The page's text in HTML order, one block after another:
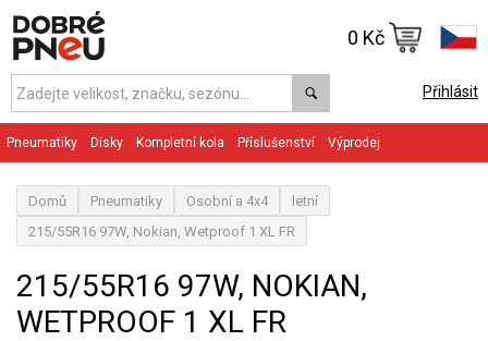
Přihlásit
0 Kč
Pneumatiky Disky Kompletní kola Příslušenství Výprodej
Domů Pneumatiky Osobní a 4x4
letní
215/55R16 97W, Nokian, Wetproof 1 XL FR
215/55R16 97W, NOKIAN,
WETPROOF 1 XL FR